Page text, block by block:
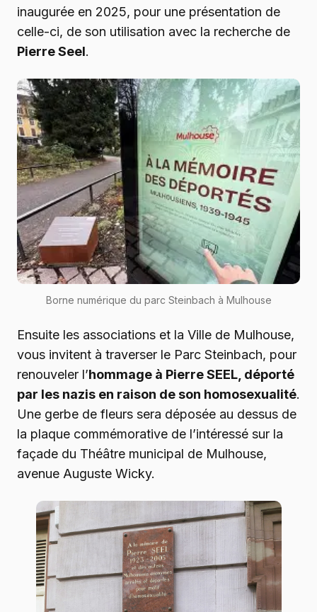
inaugurée en 2025, pour une présentation de
celle-ci, de son utilisation avec la recherche de
Pierre Seel.
Borne numérique du parc Steinbach à Mulhouse
Ensuite les associations et la Ville de Mulhouse,
vous invitent à traverser le Parc Steinbach, pour
renouveler l’hommage à Pierre SEEL, déporté
par les nazis en raison de son homosexualité.
Une gerbe de fleurs sera déposée au dessus de
la plaque commémorative de l’intéressé sur la
façade du Théâtre municipal de Mulhouse,
avenue Auguste Wicky.